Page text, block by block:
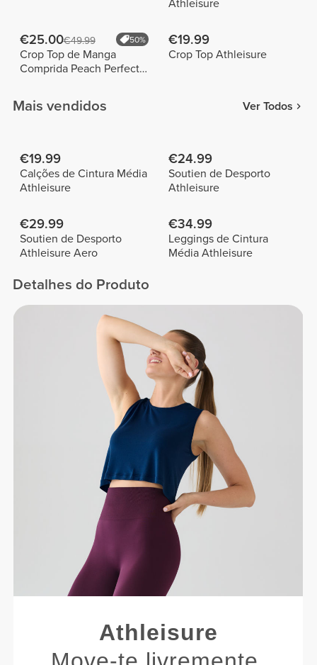
Athleisure
€25.00€49.99 50%
Crop Top de Manga
Comprida Peach Perfect
€19.99
Crop Top Athleisure
Mais vendidos Ver Todos
€19.99
Calções de Cintura Média
Athleisure
€24.99
Soutien de Desporto
Athleisure
€29.99
Soutien de Desporto
Athleisure Aero
€34.99
Leggings de Cintura
Média Athleisure
Detalhes do Produto
Athleisure